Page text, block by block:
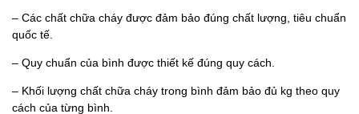
– Các chất chữa cháy được đảm bảo đúng chất lượng, tiêu chuẩn
quốc tế.
– Quy chuẩn của bình được thiết kế đúng quy cách.
– Khối lượng chất chữa cháy trong bình đảm bảo đủ kg theo quy
cách của từng bình.